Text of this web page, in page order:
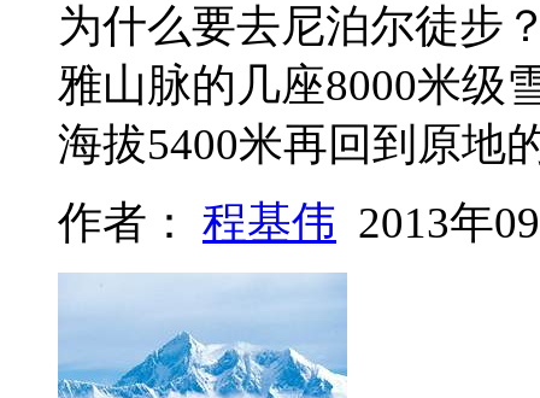
为什么要去尼泊尔徒步
雅山脉的几座8000米级
海拔5400米再回到原
作者： 程基伟 2013年